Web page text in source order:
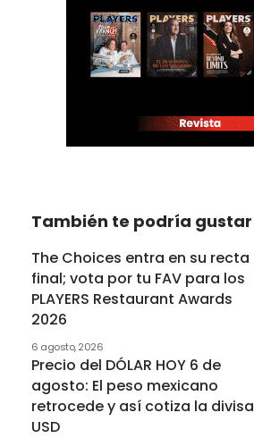
También te podría gustar
The Choices entra en su recta
final; vota por tu FAV para los
PLAYERS Restaurant Awards
2026
6 agosto, 2026
Precio del DÓLAR HOY 6 de
agosto: El peso mexicano
retrocede y así cotiza la divisa
USD